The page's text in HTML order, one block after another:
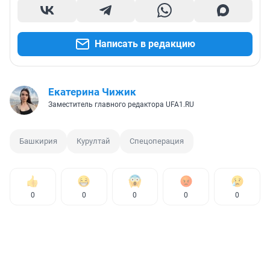
Написать в редакцию
Екатерина Чижик
Заместитель главного редактора UFA1.RU
Башкирия Курултай Спецоперация
0 0 0 0 0